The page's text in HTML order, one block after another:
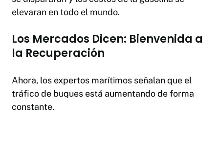
elevaran en todo el mundo.
Los Mercados Dicen: Bienvenida a
la Recuperación
Ahora, los expertos marítimos señalan que el
tráfico de buques está aumentando de forma
constante.